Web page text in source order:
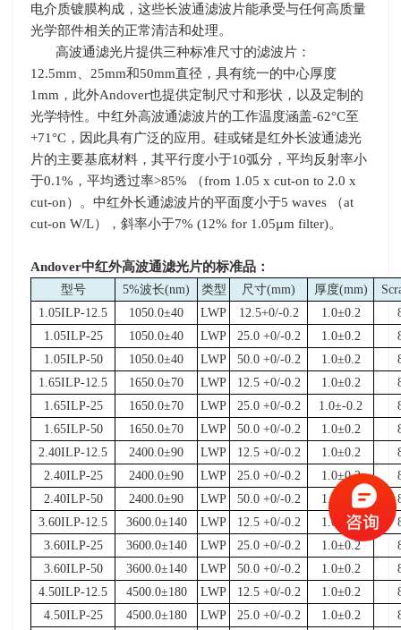
电介质镀膜构成，这些长波通滤波片能承受与任何高质量
光学部件相关的正常清洁和处理。
高波通滤光片提供三种标准尺寸的滤波片：
12.5mm
25mm和50mm直径，具有统一的中心厚度
1mm ，此外Andover也提供定制尺寸和形状，以及定制的
光学特性。中红外高波通滤波片的工作温度涵盖-62°C至
+71°C ，因此具有广泛的应用。硅或锗是红外长波通滤光
片的主要基底材料，其平行度小于10弧分，平均反射率小
于0.1% ，平均透过率>85% （from 1.05 x cut-on to 2.0 x
cut-on）。中红外长通滤波片的平面度小于5 waves （at
cut-on W/L），斜率小于7% (12% for 1.05µm filter)。
Andover中红外高波通滤光片的标准品：
型号 5%波长(nm) 类型 尺寸(mm) 厚度(mm)
1.05ILP-12.5
1050.0±40 LWP 12.5+0/-0.2 1.0±0.2
1.05ILP-25
1050.0±40 LWP 25.0 +0/-0.2 1.0±0.2
1.05ILP-50
1050.0±40 LWP 50.0 +0/-0.2 1.0±0.2
1.65ILP-12.5
1650.0±70 LWP 12.5 +0/-0.2 1.0±0.2
1.65ILP-25
1650.0±70 LWP 25.0 +0/-0.2 1.0±-0.2
1.65ILP-50
1650.0±70 LWP 50.0 +0/-0.2 1.0±0.2
2.40ILP-12.5
2400.0±90 LWP 12.5 +0/-0.2 1.0±0.2
2.40ILP-25
2400.0±90 LWP 25.0 +0/-0.2 1.0±0.2
2.40ILP-50
2400.0±90 LWP 50.0 +0/-0.2 1.0±0.2
3.60ILP-12.5
3600.0±140 LWP 12.5 +0/-0.2 1.0±0.2
3.60ILP-25
3600.0±140 LWP 25.0 +0/-0.2 1.0±0.2
3.60ILP-50
3600.0±140 LWP 50.0 +0/-0.2 1.0±0.2
4.50ILP-12.5
4500.0±180 LWP 12.5 +0/-0.2 1.0±0.2
4.50ILP-25
4500.0±180 LWP 25.0 +0/-0.2 1.0±0.2